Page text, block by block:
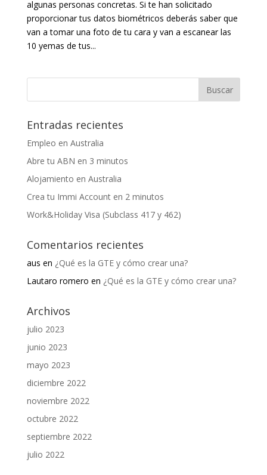
algunas personas concretas. Si te han solicitado
proporcionar tus datos biométricos deberás saber que
van a tomar una foto de tu cara y van a escanear las
10 yemas de tus...
Entradas recientes
Empleo en Australia
Abre tu ABN en 3 minutos
Alojamiento en Australia
Crea tu Immi Account en 2 minutos
Work&Holiday Visa (Subclass 417 y 462)
Comentarios recientes
aus en ¿Qué es la GTE y cómo crear una?
Lautaro romero en ¿Qué es la GTE y cómo crear una?
Archivos
julio 2023
junio 2023
mayo 2023
diciembre 2022
noviembre 2022
octubre 2022
septiembre 2022
julio 2022